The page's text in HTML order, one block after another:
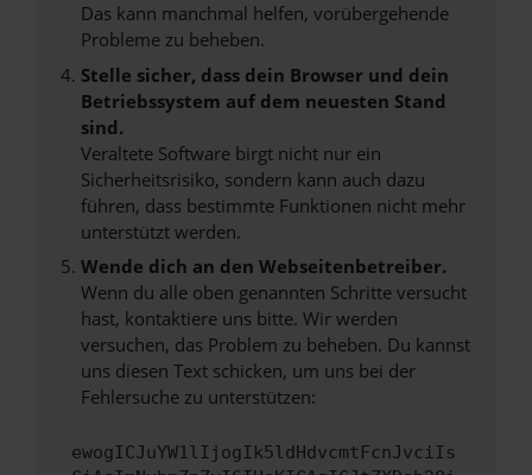
Das kann manchmal helfen, vorübergehende
Probleme zu beheben.
Stelle sicher, dass dein Browser und dein
Betriebssystem auf dem neuesten Stand
sind.
Veraltete Software birgt nicht nur ein
Sicherheitsrisiko, sondern kann auch dazu
führen, dass bestimmte Funktionen nicht mehr
unterstützt werden.
Wende dich an den Webseitenbetreiber.
Wenn du alle oben genannten Schritte versucht
hast, kontaktiere uns bitte. Wir werden
versuchen, das Problem zu beheben. Du kannst
uns diesen Text schicken, um uns bei der
Fehlersuche zu unterstützen:
ewogICJuYW1lIjogIk5ldHdvcmtFcnJvciIs